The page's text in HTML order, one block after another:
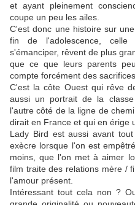
et ayant pleinement
coupe un peu les ailes.
C'est donc une histoire sur
fin de l'adolescence,
s'émanciper, rêvent de plus
que ce que leurs parents
compte forcément des
C'est la côte Ouest qui rêve
aussi un portrait de la
l'autre côté de la ligne de
dirait en France et qui en érige
Lady Bird est aussi avant
exècre lorsque l'on est
moins, que l'on met à aimer
film traite des relations mère /
l'amour présent.
Intéressant tout cela non ?